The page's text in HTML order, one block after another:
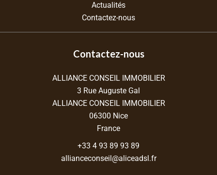
Actualités
Contactez-nous
Contactez-nous
ALLIANCE CONSEIL IMMOBILIER
3 Rue Auguste Gal
ALLIANCE CONSEIL IMMOBILIER
06300 Nice
France
+33 4 93 89 93 89
allianceconseil@aliceadsl.fr